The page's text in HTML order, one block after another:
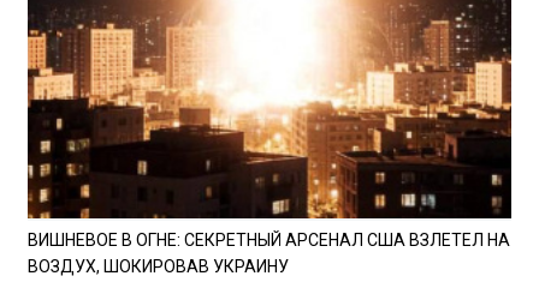
ВИШНЕВОЕ В ОГНЕ: СЕКРЕТНЫЙ АРСЕНАЛ США ВЗЛЕТЕЛ НА
ВОЗДУХ, ШОКИРОВАВ УКРАИНУ